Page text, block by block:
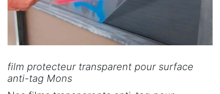
film protecteur transparent pour surface
anti-tag Mons